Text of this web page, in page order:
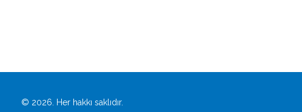
© 2026. Her hakkı saklıdır.